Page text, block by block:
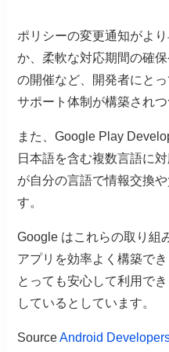
ポリシーの変更通知がよ
か、柔軟な対応期間の確
の開催など、開発者にと
サポート体制が構築されつ
また、Google Play
日本語を含む複数言語に
が自分の言語で情報交換
す。
Google はこれらの取り組
アプリを効率よく構築で
とっても安心して利用で
しているとしています。
SourceAndroid